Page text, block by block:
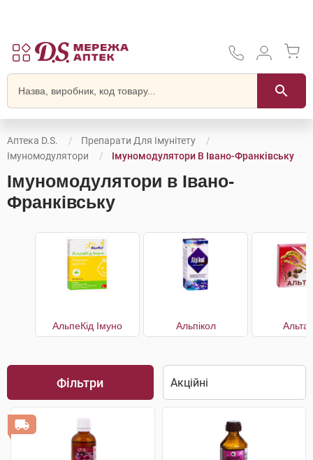
Аптека D.S.
Препарати Для Імунітету
Імуномодулятори
Імуномодулятори В Івано-Франківську
Імуномодулятори в Івано-
Франківську
АльпеКід Імуно Альпікол
Фільтри